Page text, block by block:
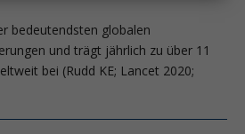
bedeutendsten globalen
und trägt jährlich zu über 11
bei (Rudd KE; Lancet 2020;